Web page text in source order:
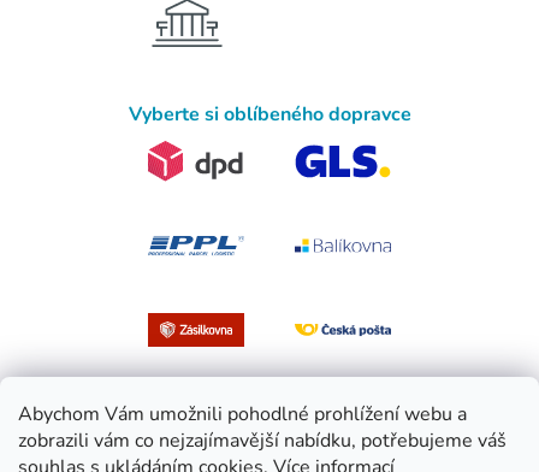
Abychom Vám umožnili pohodlné prohlížení webu a
zobrazili vám co nejzajímavější nabídku, potřebujeme váš
Vyberte si oblíbeného dopravce